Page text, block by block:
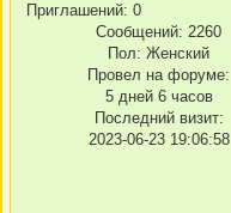
Приглашений: 0
Сообщений: 2260
Пол: Женский
Провел на форуме:
5 дней 6 часов
Последний визит:
2023-06-23 19:06:58